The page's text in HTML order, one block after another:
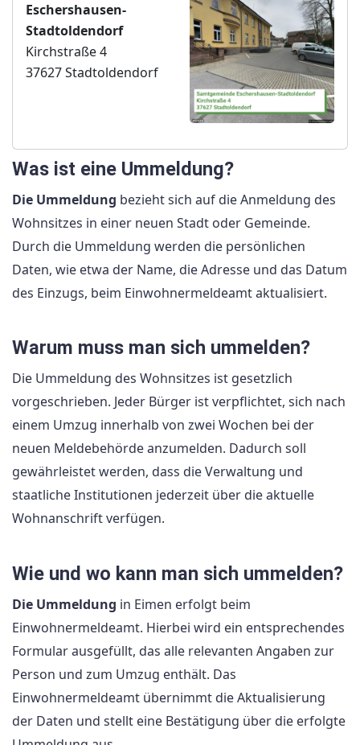
Eschershausen-
Stadtoldendorf
Kirchstraße 4
37627 Stadtoldendorf
Was ist eine Ummeldung?
Die Ummeldung bezieht sich auf die Anmeldung des
Wohnsitzes in einer neuen Stadt oder Gemeinde.
Durch die Ummeldung werden die persönlichen
Daten, wie etwa der Name, die Adresse und das Datum
des Einzugs, beim Einwohnermeldeamt aktualisiert.
Warum muss man sich ummelden?
Die Ummeldung des Wohnsitzes ist gesetzlich
vorgeschrieben. Jeder Bürger ist verpflichtet, sich nach
einem Umzug innerhalb von zwei Wochen bei der
neuen Meldebehörde anzumelden. Dadurch soll
gewährleistet werden, dass die Verwaltung und
staatliche Institutionen jederzeit über die aktuelle
Wohnanschrift verfügen.
Wie und wo kann man sich ummelden?
Die Ummeldung in Eimen erfolgt beim
Einwohnermeldeamt. Hierbei wird ein entsprechendes
Formular ausgefüllt, das alle relevanten Angaben zur
Person und zum Umzug enthält. Das
Einwohnermeldeamt übernimmt die Aktualisierung
der Daten und stellt eine Bestätigung über die erfolgte